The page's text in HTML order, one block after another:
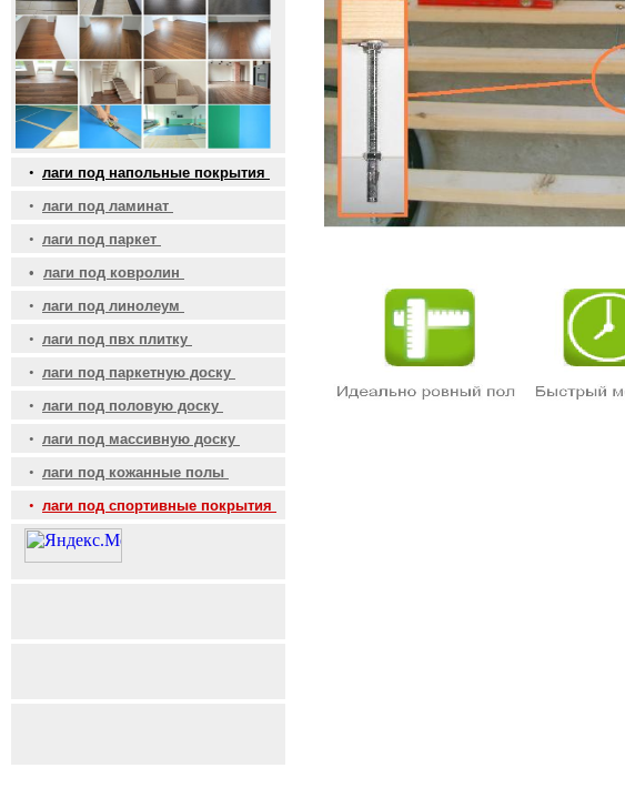
• лаги под напольные покрытия
• лаги под ламинат
• лаги под паркет
• лаги под ковролин
• лаги под линолеум
• лаги под пвх плитку
• лаги под паркетную доску
• лаги под половую доску
• лаги под массивную доску
• лаги под кожанные полы
• лаги под спортивные покрытия